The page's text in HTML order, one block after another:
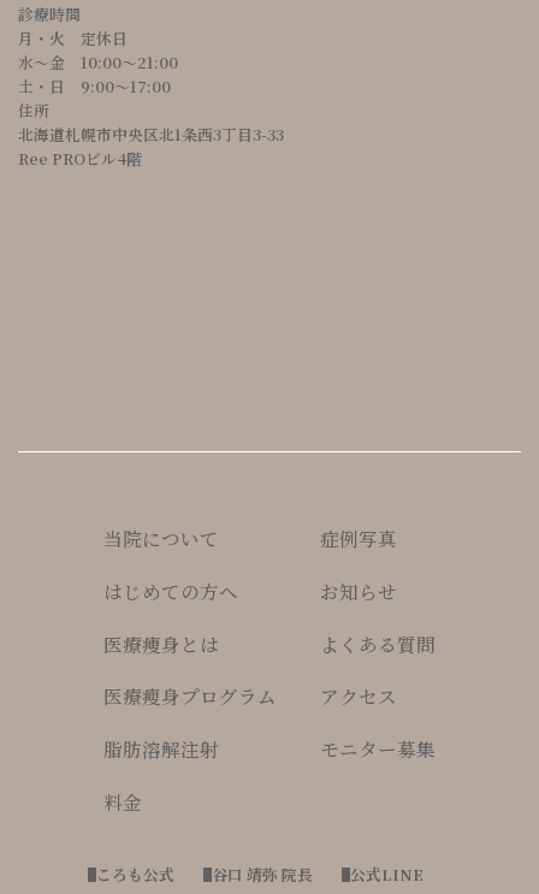
診療時間
月・火 定休日
水～金 10:00〜21:00
土・日 9:00〜17:00
住所
北海道札幌市中央区北1条西3丁目3-33
Ree PROビル4階
当院について
症例写真
はじめての方へ
お知らせ
医療痩身とは
よくある質問
医療瘦身プログラム
アクセス
脂肪溶解注射
モニター募集
料金
ころも公式 谷口 靖弥 院長 公式LINE